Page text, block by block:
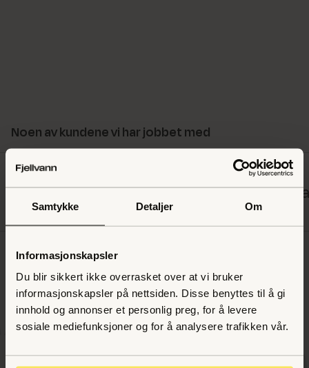
Samtykke Detaljer Om
Informasjonskapsler
Du blir sikkert ikke overrasket over at vi bruker
informasjonskapsler på nettsiden. Disse benyttes til å gi
innhold og annonser et personlig preg, for å levere
sosiale mediefunksjoner og for å analysere trafikken vår.
Noen av kundene vi har jobbet med
Maria Mena Wavemaker
La oss ta en uforpliktende prat